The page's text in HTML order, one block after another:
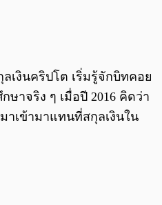
เงินคริปโต เริ่มรู้จักบิทคอย
ษาจริง ๆ เมื่อปี 2016 คิดว่า
าเข้ามาแทนที่สกุลเงินใน